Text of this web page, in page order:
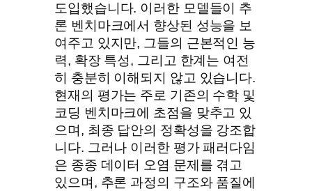
도입했습니다. 이러한 모델들이 추
론 벤치마크에서 향상된 성능을 보
여주고 있지만, 그들의 근본적인 능
력, 확장 특성, 그리고 한계는 여전
히 충분히 이해되지 않고 있습니다.
현재의 평가는 주로 기존의 수학 및
코딩 벤치마크에 초점을 맞추고 있
으며, 최종 답안의 정확성을 강조합
니다. 그러나 이러한 평가 패러다임
은 종종 데이터 오염 문제를 겪고
있으며, 추론 과정의 구조와 품질에